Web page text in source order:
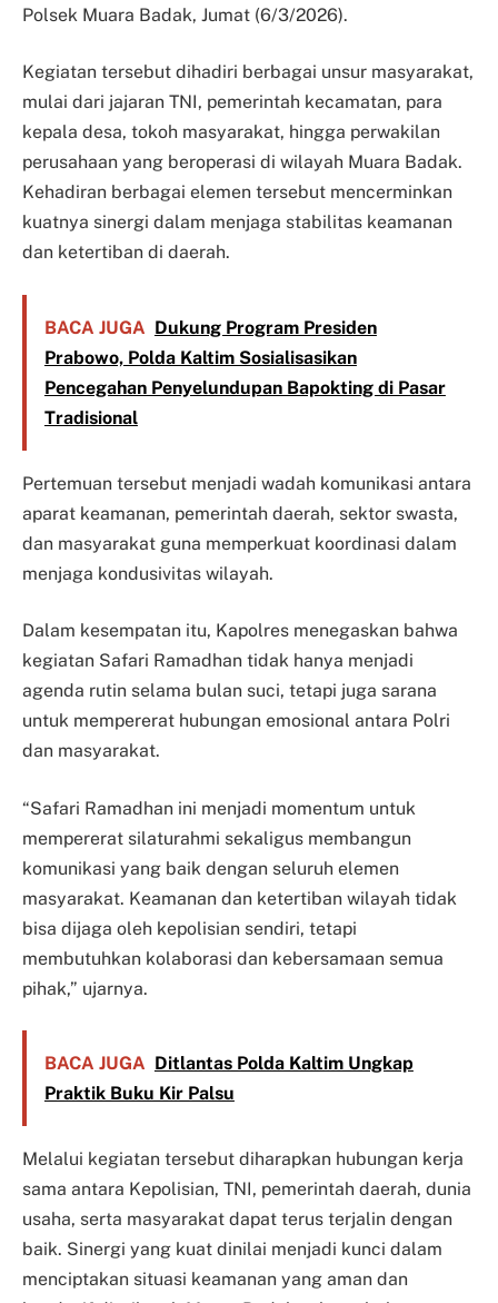
Polsek Muara Badak, Jumat (6/3/2026).
Kegiatan tersebut dihadiri berbagai unsur masyarakat,
mulai dari jajaran TNI, pemerintah kecamatan, para
kepala desa, tokoh masyarakat, hingga perwakilan
perusahaan yang beroperasi di wilayah Muara Badak.
Kehadiran berbagai elemen tersebut mencerminkan
kuatnya sinergi dalam menjaga stabilitas keamanan
dan ketertiban di daerah.
BACA JUGA Dukung Program Presiden
Prabowo, Polda Kaltim Sosialisasikan
Pencegahan Penyelundupan Bapokting di Pasar
Tradisional
Pertemuan tersebut menjadi wadah komunikasi antara
aparat keamanan, pemerintah daerah, sektor swasta,
dan masyarakat guna memperkuat koordinasi dalam
menjaga kondusivitas wilayah.
Dalam kesempatan itu, Kapolres menegaskan bahwa
kegiatan Safari Ramadhan tidak hanya menjadi
agenda rutin selama bulan suci, tetapi juga sarana
untuk mempererat hubungan emosional antara Polri
dan masyarakat.
“Safari Ramadhan ini menjadi momentum untuk
mempererat silaturahmi sekaligus membangun
komunikasi yang baik dengan seluruh elemen
masyarakat. Keamanan dan ketertiban wilayah tidak
bisa dijaga oleh kepolisian sendiri, tetapi
membutuhkan kolaborasi dan kebersamaan semua
pihak,” ujarnya.
BACA JUGA Ditlantas Polda Kaltim Ungkap
Praktik Buku Kir Palsu
Melalui kegiatan tersebut diharapkan hubungan kerja
sama antara Kepolisian, TNI, pemerintah daerah, dunia
usaha, serta masyarakat dapat terus terjalin dengan
baik. Sinergi yang kuat dinilai menjadi kunci dalam
menciptakan situasi keamanan yang aman dan